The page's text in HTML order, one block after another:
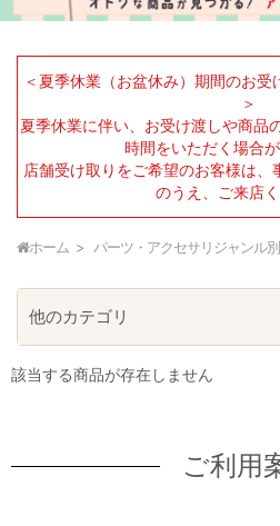
＜夏季休業（お盆休み）期間のお
＞
夏季休業に伴い、お受け渡しや商品
時間をいただく場合が
店舗受け取りをご希望のお客様は
のうえ、ご来店く
ホーム パーツ・アクセサリジャンル別
該当する商品が存在しません
他のカテゴリ
ご利用